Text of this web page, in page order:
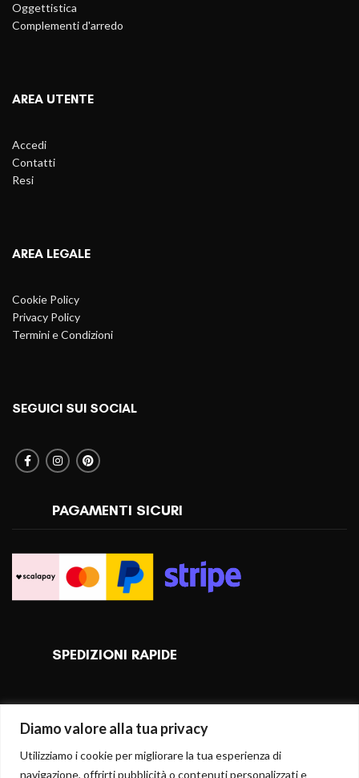
Diamo valore alla tua privacy
Utilizziamo i cookie per migliorare la tua esperienza di
navigazione, offrirti pubblicità o contenuti personalizzati e
Oggettistica
Complementi d'arredo
AREA UTENTE
Accedi
Contatti
Resi
AREA LEGALE
Cookie Policy
Privacy Policy
Termini e Condizioni
SEGUICI SUI SOCIAL
PAGAMENTI SICURI
SPEDIZIONI RAPIDE